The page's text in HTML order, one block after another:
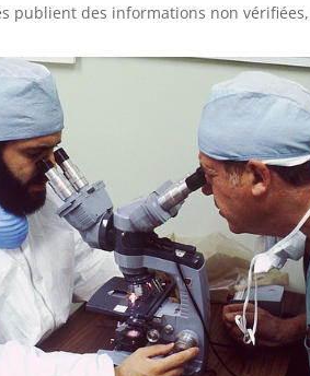
publient des informations non